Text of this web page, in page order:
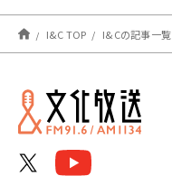
ン！】
I&C TOP I&Cの記事一覧